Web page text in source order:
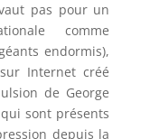
pas pour un
comme
endormis),
Internet créé
de George
sont présents
depuis la